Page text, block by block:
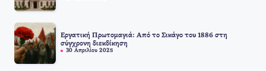
Εργατική Πρωτομαγιά: Από το Σικάγο του 1886 στη
σύγχρονη διεκδίκηση
30 Απριλίου 2025